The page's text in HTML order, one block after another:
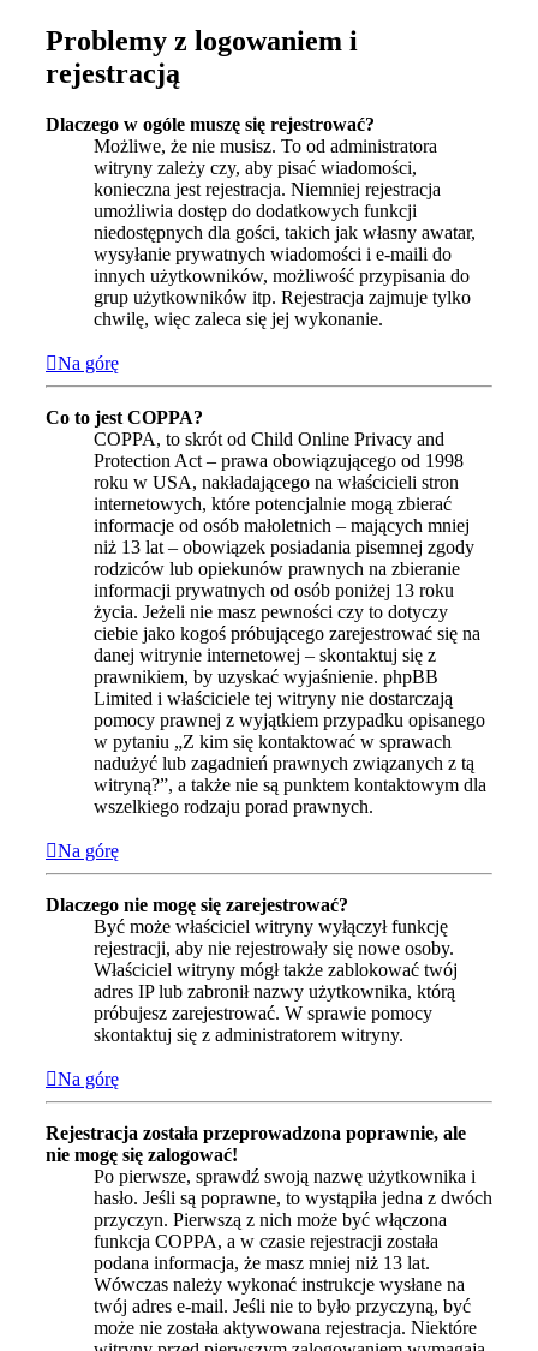
Problemy z logowaniem i
rejestracją
Dlaczego w ogóle muszę się rejestrować?
Możliwe, że nie musisz. To od administratora
witryny zależy czy, aby pisać wiadomości,
konieczna jest rejestracja. Niemniej rejestracja
umożliwia dostęp do dodatkowych funkcji
niedostępnych dla gości, takich jak własny awatar,
wysyłanie prywatnych wiadomości i e-maili do
innych użytkowników, możliwość przypisania do
grup użytkowników itp. Rejestracja zajmuje tylko
chwilę, więc zaleca się jej wykonanie.
Na górę
Co to jest COPPA?
COPPA, to skrót od Child Online Privacy and
Protection Act – prawa obowiązującego od 1998
roku w USA, nakładającego na właścicieli stron
internetowych, które potencjalnie mogą zbierać
informacje od osób małoletnich – mających mniej
niż 13 lat – obowiązek posiadania pisemnej zgody
rodziców lub opiekunów prawnych na zbieranie
informacji prywatnych od osób poniżej 13 roku
życia. Jeżeli nie masz pewności czy to dotyczy
ciebie jako kogoś próbującego zarejestrować się na
danej witrynie internetowej – skontaktuj się z
prawnikiem, by uzyskać wyjaśnienie. phpBB
Limited i właściciele tej witryny nie dostarczają
pomocy prawnej z wyjątkiem przypadku opisanego
w pytaniu „Z kim się kontaktować w sprawach
nadużyć lub zagadnień prawnych związanych z tą
witryną?”, a także nie są punktem kontaktowym dla
wszelkiego rodzaju porad prawnych.
Na górę
Dlaczego nie mogę się zarejestrować?
Być może właściciel witryny wyłączył funkcję
rejestracji, aby nie rejestrowały się nowe osoby.
Właściciel witryny mógł także zablokować twój
adres IP lub zabronił nazwy użytkownika, którą
próbujesz zarejestrować. W sprawie pomocy
skontaktuj się z administratorem witryny.
Na górę
Rejestracja została przeprowadzona poprawnie, ale
nie mogę się zalogować!
Po pierwsze, sprawdź swoją nazwę użytkownika i
hasło. Jeśli są poprawne, to wystąpiła jedna z dwóch
przyczyn. Pierwszą z nich może być włączona
funkcja COPPA, a w czasie rejestracji została
podana informacja, że masz mniej niż 13 lat.
Wówczas należy wykonać instrukcje wysłane na
twój adres e-mail. Jeśli nie to było przyczyną, być
może nie została aktywowana rejestracja. Niektóre